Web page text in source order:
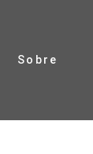
Sobre